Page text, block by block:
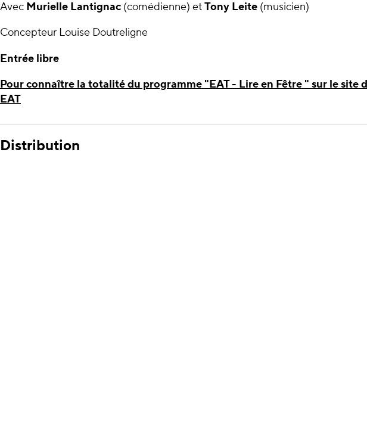
Avec Murielle Lantignac (comédienne) etTony Leite (musicien)
Concepteur Louise Doutreligne
Entrée libre
Pour connaître la totalité du programme "EAT - Lire en Fêtre " sur le site
EAT
Distribution